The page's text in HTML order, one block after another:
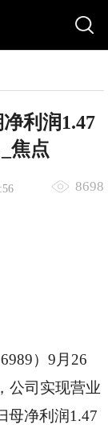
利润1.47
焦点
8698
）9月26
公司实现营业
母净利润1.47